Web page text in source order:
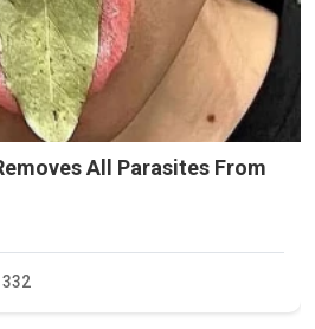
All Parasites From
332